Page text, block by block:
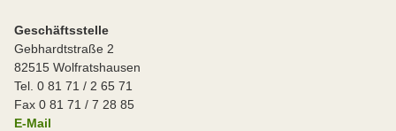
Geschäftsstelle
Gebhardtstraße 2
82515 Wolfratshausen
Tel. 0 81 71 / 2 65 71
Fax 0 81 71 / 7 28 85
E-Mail